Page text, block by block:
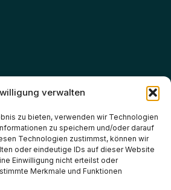
verwalten
zu bieten, verwenden wir Technologien
zu speichern und/oder darauf
Technologien zustimmst, können wir
oder eindeutige IDs auf dieser Website
Einwilligung nicht erteilst oder
Merkmale und Funktionen